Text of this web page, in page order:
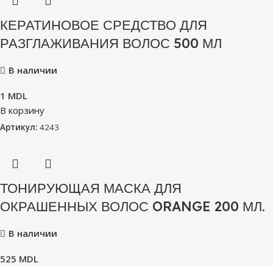
КЕРАТИНОВОЕ СРЕДСТВО ДЛЯ
РАЗГЛАЖИВАНИЯ ВОЛОС 500 МЛ
В наличии
1 MDL
В корзину
Артикул: 4243
ТОНИРУЮЩАЯ МАСКА ДЛЯ
ОКРАШЕННЫХ ВОЛОС ORANGE 200 МЛ.
В наличии
525 MDL